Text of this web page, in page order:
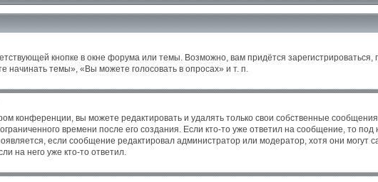
кнопке в окне форума или темы. Возможно, вам придётся
темы», «Вы можете голосовать в опросах» и т. п.
конференции, вы можете редактировать и удалять только свои собственные
времени после его создания. Если кто-то уже ответил на сообщение, то
если сообщение редактировал администратор или модератор, хотя они
на него уже кто-то ответил.